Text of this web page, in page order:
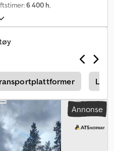
6 400 h,
Annonse